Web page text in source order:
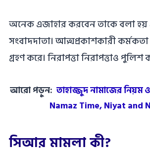
অনেক এজাহার করবেন তাকে বলা হয়
সংবাদদাতা। আত্মপ্রকাশকারী
গ্রহণ করে। নিরাপত্তা নিরাপত্তাও পুলিশ
আরো পড়ুন: তাহাজ্জুদ নামাজের নিয়ম
Namaz Time, Niyat and
সিআর মামলা কী?